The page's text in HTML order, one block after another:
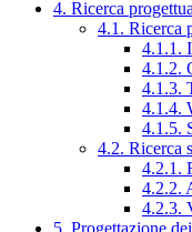
4. Ricerca
4.1. Ricerca
4.1.1.
4.1.2.
4.1.3.
4.1.4.
4.1.5.
4.2. Ricerca
4.2.1.
4.2.2.
4.2.3.
5. Progettazione